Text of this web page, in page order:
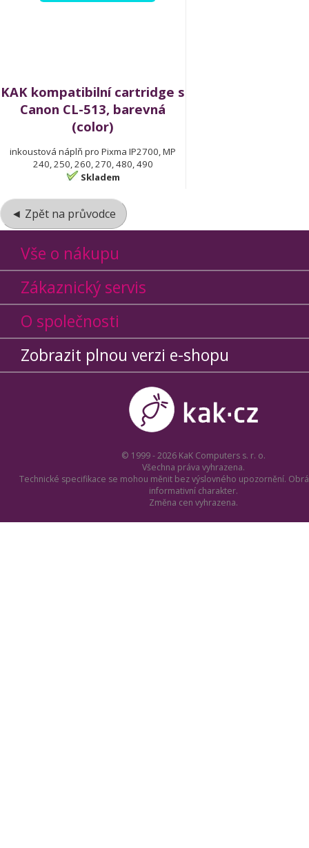
KAK kompatibilní cartridge s
Canon CL-513, barevná
(color)
inkoustová náplň pro Pixma IP2700, MP
240, 250, 260, 270, 480, 490
Skladem
◄ Zpět na průvodce
Vše o nákupu
Zákaznický servis
O společnosti
Zobrazit plnou verzi e-shopu
© 1999 - 2026 KaK Computers s. r. o.
Všechna práva vyhrazena.
Technické specifikace se mohou měnit bez výslovného upozornění.
informativní charakter.
Změna cen vyhrazena.